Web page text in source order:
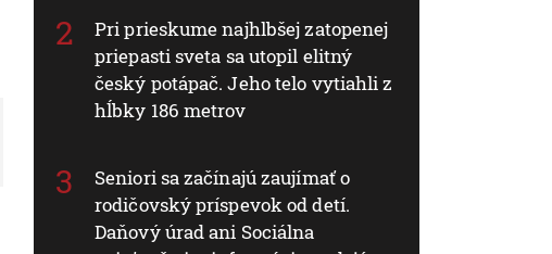
Pri prieskume najhlbšej zatopenej
priepasti sveta sa utopil elitný
český potápač. Jeho telo vytiahli z
hĺbky 186 metrov
Seniori sa začínajú zaujímať o
rodičovský príspevok od detí.
Daňový úrad ani Sociálna